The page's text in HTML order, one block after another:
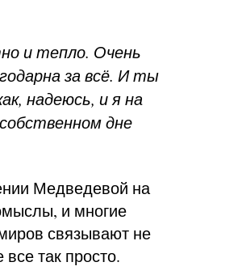
и тепло. Очень
за всё. И ты
надеюсь, и я на
дне
Медведевой на
и многие
связывают не
так просто.